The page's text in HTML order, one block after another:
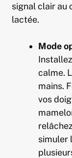
signal clair au
lactée.
Mode
calme.
mains.
vos
simuler